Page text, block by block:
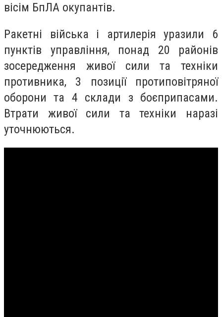
вісім БпЛА окупантів.
Ракетні війська і артилерія уразили 6
пунктів управління, понад 20 районів
зосередження живої сили та техніки
противника, 3 позиції протиповітряної
оборони та 4 склади з боєприпасами.
Втрати живої сили та техніки наразі
уточнюються.